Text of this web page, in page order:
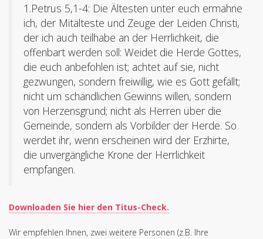
1.Petrus 5,1-4: Die Ältesten unter euch ermahne
ich, der Mitälteste und Zeuge der Leiden Christi,
der ich auch teilhabe an der Herrlichkeit, die
offenbart werden soll: Weidet die Herde Gottes,
die euch anbefohlen ist; achtet auf sie, nicht
gezwungen, sondern freiwillig, wie es Gott gefällt;
nicht um schändlichen Gewinns willen, sondern
von Herzensgrund; nicht als Herren über die
Gemeinde, sondern als Vorbilder der Herde. So
werdet ihr, wenn erscheinen wird der Erzhirte,
die unvergängliche Krone der Herrlichkeit
empfangen.
Downloaden Sie hier den Titus-Check.
Wir empfehlen Ihnen, zwei weitere Personen (z.B. Ihre